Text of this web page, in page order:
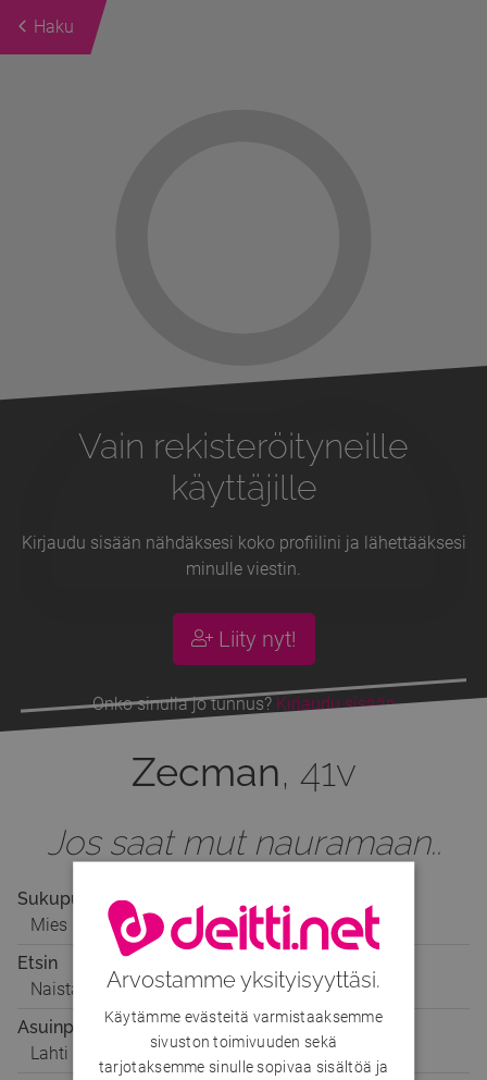
Haku
Vain rekisteröityneille
käyttäjille
Kirjaudu sisään nähdäksesi koko profiilini ja lähettääksesi
minulle viestin.
Liity nyt!
Onko sinulla jo tunnus? Kirjaudu sisään
Zecman, 41v
Jos saat mut nauramaan..
Sukupuoli
Mies
Etsin
Naista
Asuinpaikka
Lahti
Arvostamme yksityisyyttäsi.
Käytämme evästeitä varmistaaksemme
sivuston toimivuuden sekä
tarjotaksemme sinulle sopivaa sisältöä ja